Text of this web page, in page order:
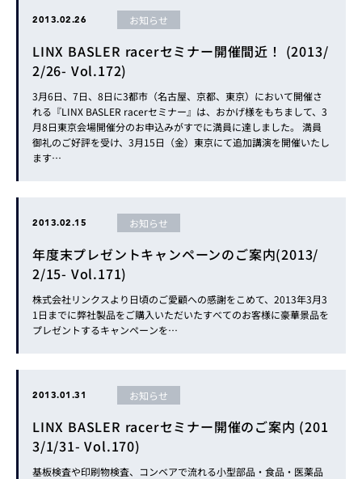
2013.02.26 お知らせ
LINX BASLER racerセミナー開催間近！ (2013/
2/26- Vol.172)
3月6日、7日、8日に3都市（名古屋、京都、東京）において開催さ
れる『LINX BASLER racerセミナー』は、おかげ様をもちまして、3
月8日東京会場開催分のお申込みがすでに満員に達しました。 満員
御礼のご好評を受け、3月15日（金）東京にて追加講演を開催いたし
ます…
2013.02.15 お知らせ
年度末プレゼントキャンペーンのご案内(2013/
2/15- Vol.171)
株式会社リンクスより日頃のご愛顧への感謝をこめて、2013年3月3
1日までに弊社製品をご購入いただいたすべてのお客様に豪華景品を
プレゼントするキャンペーンを…
2013.01.31 お知らせ
LINX BASLER racerセミナー開催のご案内 (201
3/1/31- Vol.170)
基板検査や印刷物検査、コンベアで流れる小型部品・食品・医薬品